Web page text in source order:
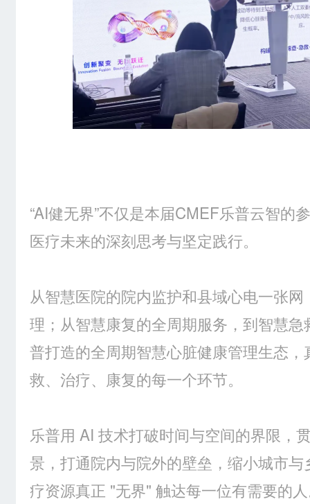
“AI健无界”不仅是本届CMEF乐普云智的
医疗未来的深刻思考与坚定践行。
从智慧医院的院内监护和县域心电一张
理；从智慧康复的全周期服务，到智慧
普打造的全周期智慧心脏健康管理生态
救、治疗、康复的每一个环节。
乐普用 AI 技术打破时间与空间的界限，
景，打通院内与院外的壁垒，缩小城市
疗资源真正 "无界" 触达每一位有需要的